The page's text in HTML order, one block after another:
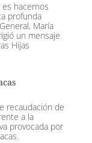
hacernos
profunda
María
un mensaje
Hijas
recaudación de
a la
provocada por